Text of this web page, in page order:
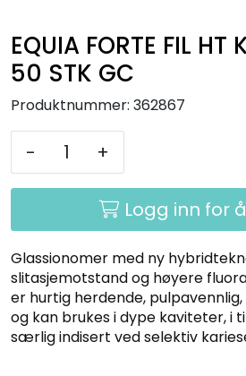
EQUIA FORTE FIL HT
50 STK GC
Produktnummer: 362867
- +
Logg inn for
Glassionomer med ny
slitasjemotstand og høyere
er hurtig herdende,
og kan brukes i dype kaviteter, i
særlig indisert ved selektiv
Hygiene